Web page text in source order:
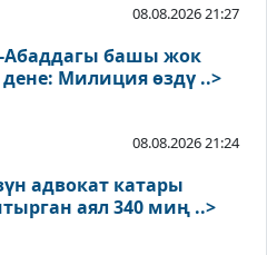
08.08.2026 21:27
Абаддагы башы жок
Милиция өздү ..>
08.08.2026 21:24
адвокат катары
тааныштырган аял 340 миң ..>